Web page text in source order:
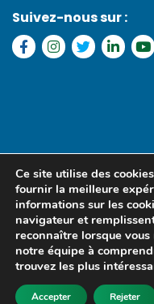
Suivez-nous sur :
Ce site utilise des
fournir la meilleure
informations sur les
navigateur et
reconnaître lorsque
notre équipe à
trouvez les plus
Accepter Rejeter